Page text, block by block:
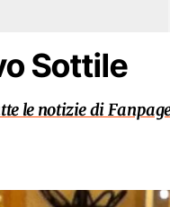
Sottile
le notizie di